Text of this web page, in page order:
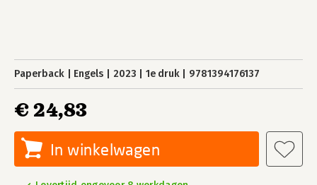
Paperback Engels 2023 1e druk 9781394176137
€ 24,83
In winkelwagen